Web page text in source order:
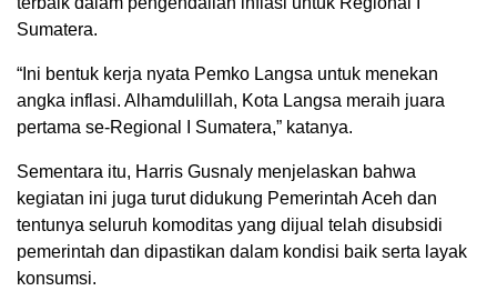
Sumatera.
“Ini bentuk kerja nyata Pemko Langsa untuk menekan
angka inflasi. Alhamdulillah, Kota Langsa meraih juara
pertama se-Regional I Sumatera,” katanya.
Sementara itu, Harris Gusnaly menjelaskan bahwa
kegiatan ini juga turut didukung Pemerintah Aceh dan
tentunya seluruh komoditas yang dijual telah disubsidi
pemerintah dan dipastikan dalam kondisi baik serta layak
konsumsi.